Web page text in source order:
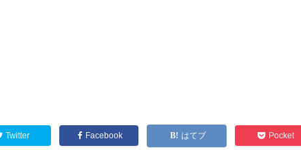
Twitter Facebook はてブ Pocket